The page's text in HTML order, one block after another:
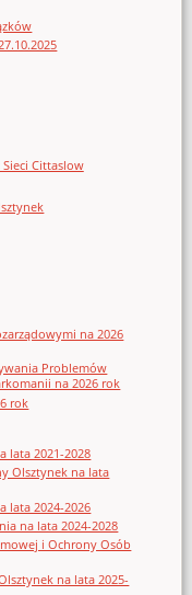
Cittaslow
na 2026
Problemów
na 2026 rok
rok
lata 2021-2028
Olsztynek na lata
lata 2024-2026
na lata 2024-2028
i Ochrony Osób
na lata 2025-